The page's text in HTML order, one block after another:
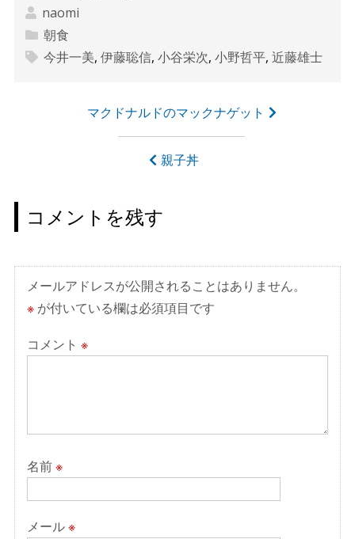
naomi
朝食
今井一美, 伊藤聡信, 小谷栄次, 小野哲平, 近藤雄士
ゲ
ー
シ
ョ
ン
マクドナルドのマックナゲット
親子丼
コメントを残す
メールアドレスが公開されることはありません。
※が付いている欄は必須項目です
コメント ※
名前※
メール※